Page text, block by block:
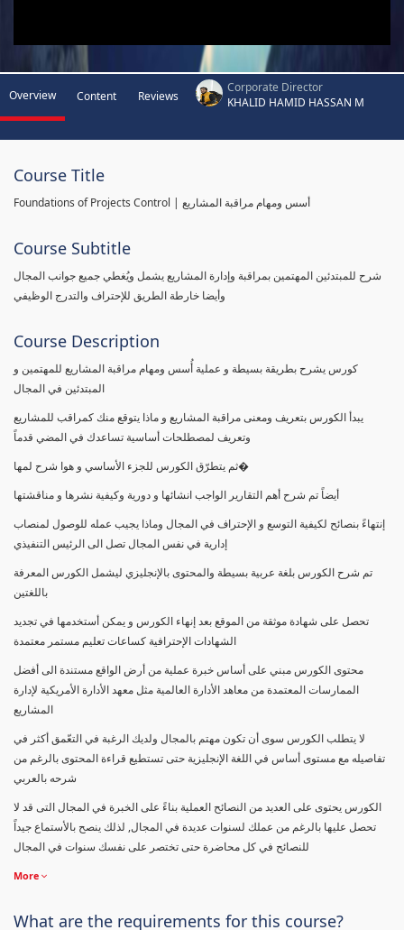
Overview Content Reviews
Corporate Director
KHALID HAMID HASSAN M
Course Title
Foundations of Projects Control | أسس ومهام مراقبة المشاريع
Course Subtitle
شرح للمبتدئين المهتمين بمراقبة وإدارة المشاريع يشمل ويُغطي جميع جوانب المجال
وأيضا خارطة الطريق للإحتراف والتدرج الوظيفي
Course Description
كورس يشرح بطريقة بسيطة و عملية أُسس ومهام مراقبة المشاريع للمهتمين و
المبتدئين في المجال
يبدأ الكورس بتعريف ومعنى مراقبة المشاريع و ماذا يتوقع منك كمراقب للمشاريع
وتعريف لمصطلحات أساسية تساعدك في المضي قدماً
ثم يتطرّق الكورس للجزء الأساسي و هوا شرح لمها�
أيضاً تم شرح أهم التقارير الواجب انشائها و دورية وكيفية نشرها و مناقشتها
إنتهاءً بنصائح لكيفية التوسع و الإحتراف في المجال وماذا يجيب عمله للوصول لمنصاب
إدارية في نفس المجال تصل الى الرئيس التنفيذي
تم شرح الكورس بلغة عربية بسيطة والمحتوى بالإنجليزي ليشمل الكورس المعرفة
باللغتين
تحصل على شهادة موثقة من الموقع بعد إنهاء الكورس و يمكن أستخدمها في تجديد
الشهادات الإحترافية كساعات تعليم مستمر معتمدة
محتوى الكورس مبني على أساس خبرة عملية من أرض الواقع مستندة الى أفضل
الممارسات المعتمدة من معاهد الأدارة العالمية مثل معهد الأدارة الأمريكية لإدارة
المشاريع
لا يتطلب الكورس سوى أن تكون مهتم بالمجال ولديك الرغبة في التعّمق أكثر في
تفاصيله مع مستوى أساس في اللغة الإنجليزية حتى تستطيع قراءة المحتوى بالرغم من
شرحه بالعربي
الكورس يحتوى على العديد من النصائح العملية بناءً على الخبرة في المجال التى قد لا
تحصل عليها بالرغم من عملك لسنوات عديدة في المجال, لذلك ينصح بالأستماع جيداً
للنصائح في كل محاضرة حتى تختصر على نفسك سنوات في المجال
More
What are the requirements for this course?